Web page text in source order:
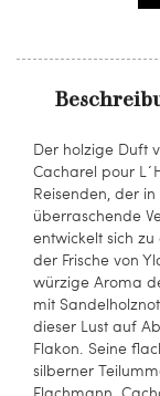
Der holzige Duft
Cacharel pour
Reisenden, der
überraschende
entwickelt sich
der Frische von
würzige Aroma
mit
dieser Lust auf
Flakon. Seine
silberner
Flachmann.